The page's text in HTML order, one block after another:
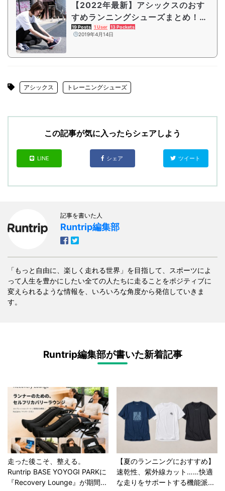
【2022年最新】アシックスのおす
すめランニングシューズまとめ！選
び方やレビュー解説も
19 Posts 1 User 13 Pockets
2019年4月14日
アシックス トレーニングシューズ
この記事が気に入ったらシェアしよう
LINE シェア ツイート
記事を書いた人
Runtrip編集部
「もっと自由に、楽しく走れる世界」を目指して、スポーツによ
って人生を豊かにしたい全ての人たちに走ることをポジティブに
変えられるような情報を、いろいろな角度から発信していきま
す。
Runtrip編集部が書いた新着記事
走った後こそ、整える。
Runtrip BASE YOYOGI PARKに
『Recovery Lounge』が期間...
【夏のランニングにおすすめ】
速乾性、紫外線カット……快適
な走りをサポートする機能派...